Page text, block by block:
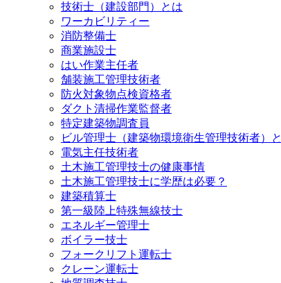
技術士（建設部門）とは
ワーカビリティー
消防整備士
商業施設士
はい作業主任者
舗装施工管理技術者
防火対象物点検資格者
ダクト清掃作業監督者
特定建築物調査員
ビル管理士（建築物環境衛生管理技術者）
電気主任技術者
土木施工管理技士の健康事情
土木施工管理技士に学歴は必要？
建築積算士
第一級陸上特殊無線技士
エネルギー管理士
ボイラー技士
フォークリフト運転士
クレーン運転士